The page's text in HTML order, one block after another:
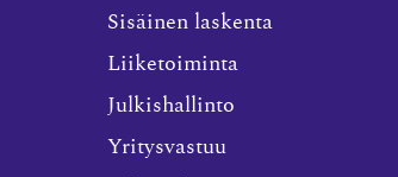
Sisäinen laskenta
Liiketoiminta
Julkishallinto
Yritysvastuu